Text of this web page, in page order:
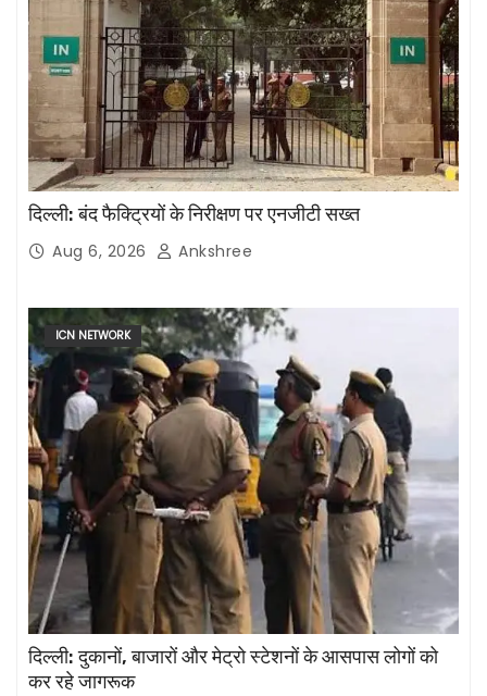
दिल्ली: बंद फैक्ट्रियों के निरीक्षण पर एनजीटी सख्त
Aug 6, 2026 Ankshree
ICN NETWORK
दिल्ली: दुकानों, बाजारों और मेट्रो स्टेशनों के आसपास लोगों को
कर रहे जागरूक